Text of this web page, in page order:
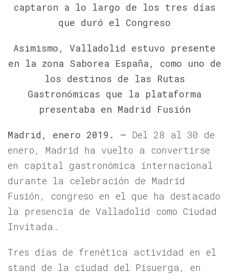
captaron a lo largo de los tres días
que duró el Congreso
Asimismo, Valladolid estuvo presente
en la zona Saborea España, como uno de
los destinos de las Rutas
Gastronómicas que la plataforma
presentaba en Madrid Fusión
Madrid, enero 2019. – Del 28 al 30 de
enero, Madrid ha vuelto a convertirse
en capital gastronómica internacional
durante la celebración de Madrid
Fusión, congreso en el que ha destacado
la presencia de Valladolid como Ciudad
Invitada.
Tres días de frenética actividad en el
stand de la ciudad del Pisuerga, en